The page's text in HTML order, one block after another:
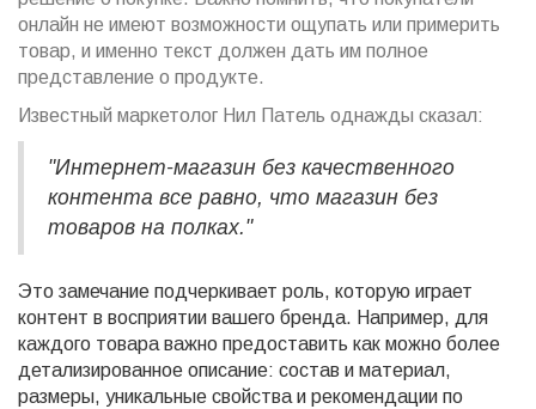
онлайн не имеют возможности ощупать или примерить
товар, и именно текст должен дать им полное
представление о продукте.
Известный маркетолог Нил Патель однажды сказал:
"Интернет-магазин без качественного
контента все равно, что магазин без
товаров на полках."
Это замечание подчеркивает роль, которую играет
контент в восприятии вашего бренда. Например, для
каждого товара важно предоставить как можно более
детализированное описание: состав и материал,
размеры, уникальные свойства и рекомендации по